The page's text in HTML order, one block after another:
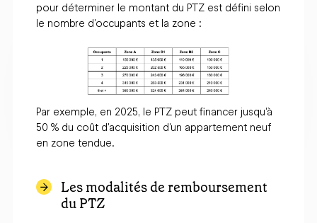
pour déterminer le montant du PTZ est défini selon
le nombre d'occupants et la zone :
Par exemple, en 2025, le PTZ peut financer jusqu'à
50 % du coût d'acquisition d'un appartement neuf
en zone tendue.
Les modalités de remboursement
du PTZ